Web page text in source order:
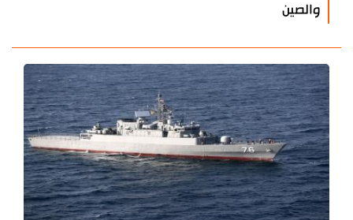
والصين